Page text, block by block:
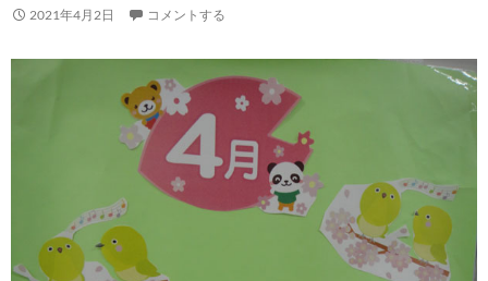
2021年4月2日 コメントする